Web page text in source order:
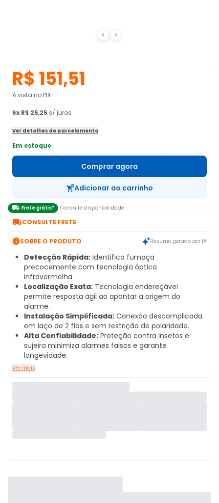
 
R$ 151,51
À vista no PIX
6x R$ 25,25 s/ juros
Ver detalhes de parcelamento
Em estoque
Comprar agora
Adicionar ao carrinho
 Frete grátis* Consulte disponibilidade
CONSULTE FRETE
SOBRE O PRODUTO Resumo gerado por IA
Detecção Rápida: Identifica fumaça
precocemente com tecnologia óptica
infravermelha.
Localização Exata: Tecnologia endereçável
permite resposta ágil ao apontar a origem do
alarme.
Instalação Simplificada: Conexão descomplicada
em laço de 2 fios e sem restrição de polaridade.
Alta Confiabilidade: Proteção contra insetos e
sujeira minimiza alarmes falsos e garante
longevidade.
Ver mais